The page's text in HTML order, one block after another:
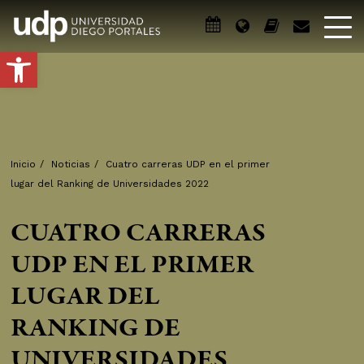
Abrir barra de herramientas
Inicio / Noticias /
Cuatro carreras UDP en el primer
lugar del Ranking de Universidades 2022
CUATRO CARRERAS
UDP EN EL PRIMER
LUGAR DEL
RANKING DE